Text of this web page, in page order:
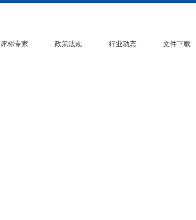
评标专家 政策法规 行业动态 文件下载